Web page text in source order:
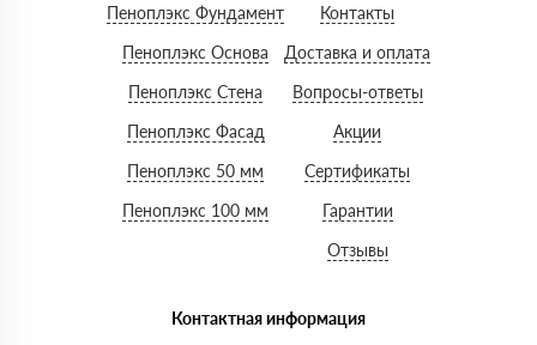
Пеноплэкс Фундамент
Пеноплэкс Основа
Пеноплэкс Стена
Пеноплэкс Фасад
Пеноплэкс 50 мм
Пеноплэкс 100 мм
Контакты
Доставка и оплата
Вопросы-ответы
Акции
Сертификаты
Гарантии
Отзывы
Контактная информация